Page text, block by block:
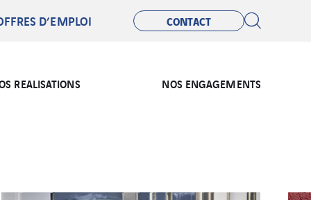
D’EMPLOI CONTACT
REALISATIONS NOS ENGAGEMENTS